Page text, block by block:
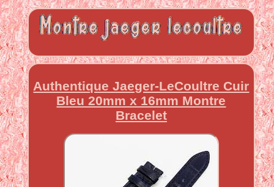
Authentique Jaeger-LeCoultre Cuir
Bleu 20mm x 16mm Montre
Bracelet